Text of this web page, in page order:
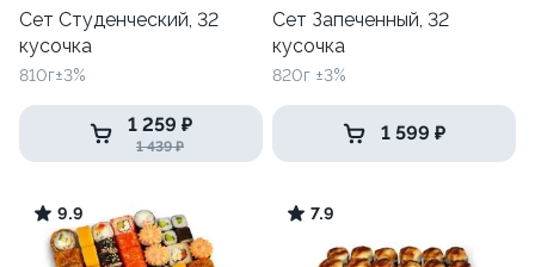
Сет Студенческий, 32
кусочка
810г±3%
1 259 ₽
1 439 ₽
Сет Запеченный, 32
кусочка
820г ±3%
1 599 ₽
9.9 7.9